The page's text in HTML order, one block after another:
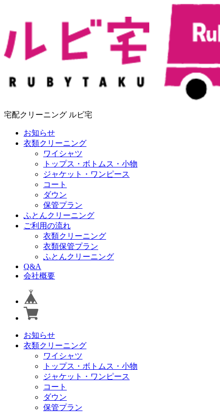
宅配クリーニング ルビ宅
お知らせ
衣類クリーニング
ワイシャツ
トップス・ボトムス・小物
ジャケット・ワンピース
コート
ダウン
保管プラン
ふとんクリーニング
ご利用の流れ
衣類クリーニング
衣類保管プラン
ふとんクリーニング
Q&A
会社概要
お知らせ
衣類クリーニング
ワイシャツ
トップス・ボトムス・小物
ジャケット・ワンピース
コート
ダウン
保管プラン